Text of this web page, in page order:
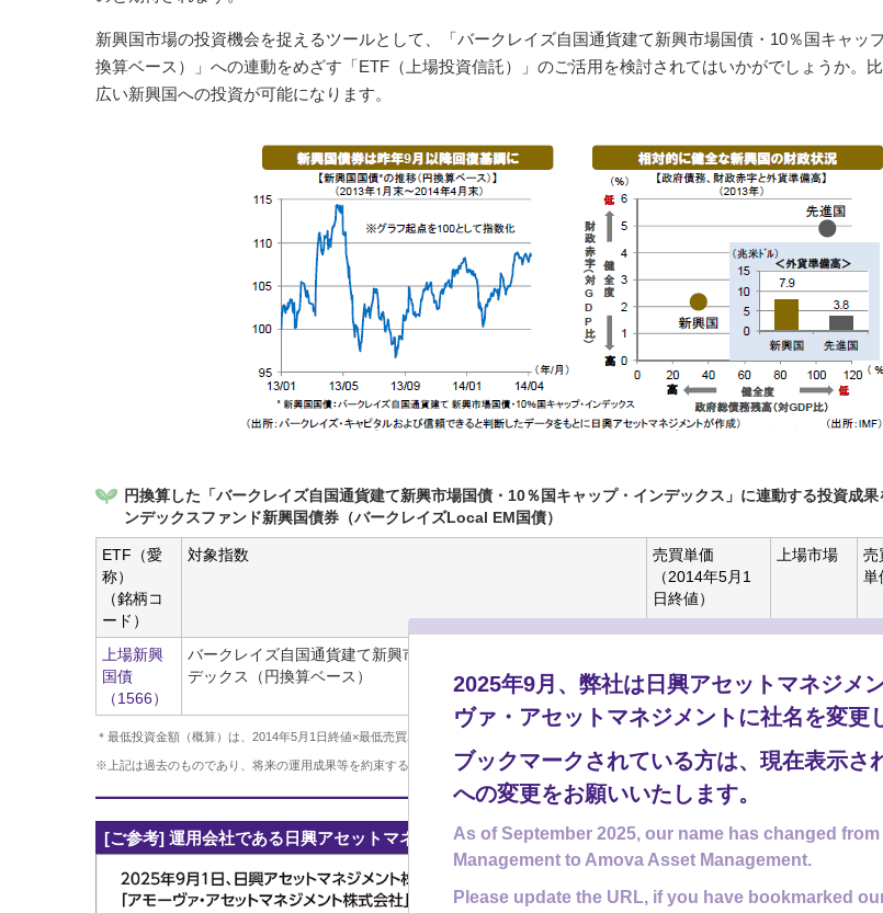
新興国市場の投資機会を捉えるツールとして、「バークレイズ自国通貨建て新興市場国債・10％国キャッ
換算ベース）」への連動をめざす「ETF（上場投資信託）」のご活用を検討されてはいかがでしょうか。
広い新興国への投資が可能になります。
円換算した「バークレイズ自国通貨建て新興市場国債・10％国キャップ・インデックス」に連動する投資成
ンデックスファンド新興国債券（バークレイズLocal EM国債）
ETF（愛
称）
（銘柄コ
ード）
対象指数
売買単価
（2014年5月1
日終値）
上場市場
売
単
上場新興
国債
（1566）
バークレイズ自国通貨建て新興市場国債・10％国キャップ・イン
デックス（円換算ベース）
取引所
＊最低投資金額（概算）は、2014年5月1日終値×最低売買単位。手数料などの費用は含みません。
※上記は過去のものであり、将来の運用成果等を約束するものではありません。
[ご参考] 運用会社である日興アセットマネジメントからのお知らせ
2025年9月、弊社は日興アセットマネジメ
ヴァ・アセットマネジメントに社名を変更
ブックマークされている方は、現在表示さ
への変更をお願いいたします。
As of September 2025, our name has changed
Management to Amova Asset Management.
Please update the URL, if you have bookmarked